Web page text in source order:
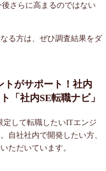
さらに高まるのではない
る方は、ぜひ調査結果をダ
トがサポート！社内
「社内SE転職ナビ」
定して転職したいITエンジ
自社社内で開発したい方、
ただいています。